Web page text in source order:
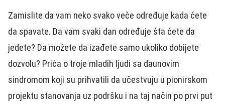
Zamislite da vam neko svako veče određuje kada ćete
da spavate. Da vam svaki dan određuje šta ćete da
jedete? Da možete da izađete samo ukoliko dobijete
dozvolu? Priča o troje mladih ljudi sa daunovim
sindromom koji su prihvatili da učestvuju u pionirskom
projektu stanovanja uz podršku i na taj način po prvi put